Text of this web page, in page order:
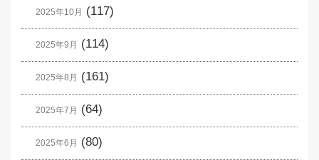
2025年10月 (117)
2025年9月 (114)
2025年8月 (161)
2025年7月 (64)
2025年6月 (80)